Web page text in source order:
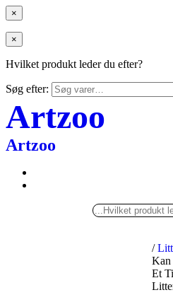
×
×
Hvilket produkt leder du efter?
Søg efter:
Artzoo
Artzoo
/
Kan
Et